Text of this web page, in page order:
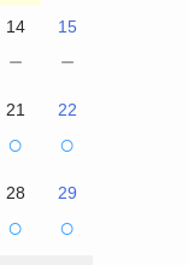
14
－
15
－
21
○
22
○
28
○
29
○